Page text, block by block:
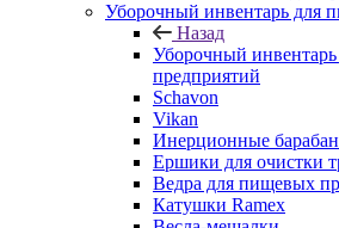
Уборочный инвентарь для
Назад
Уборочный
предприятий
Schavon
Vikan
Инерционные
Ершики для очистки
Ведра для пищевых
Катушки Ramex